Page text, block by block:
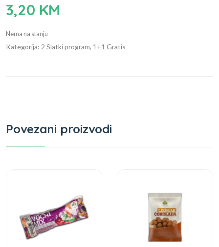
3,20 KM
Nema na stanju
Kategorija: 2 Slatki program, 1+1 Gratis
Povezani proizvodi